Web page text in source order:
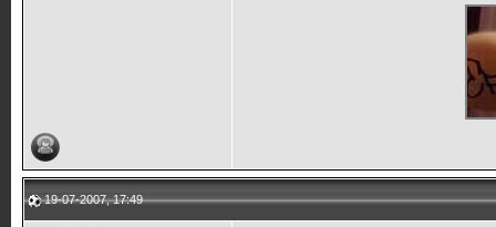
19-07-2007, 17:49